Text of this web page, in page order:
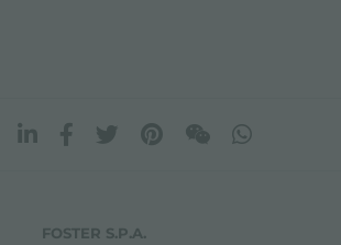
FOSTER S.P.A.